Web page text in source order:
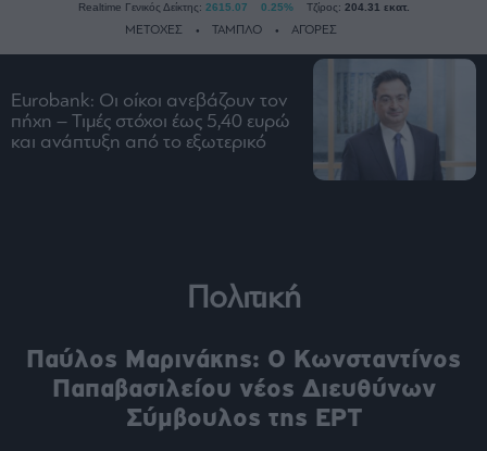
Ειδήσεις
Οικονομία
Πολιτική
Πολιτισμός
Realtime Γενικός Δείκτης: 2615.07 0.25% Τζίρος: 204.31 εκατ.
ΜΕΤΟΧΕΣ ΤΑΜΠΛΟ ΑΓΟΡΕΣ
Eurobank: Οι οίκοι ανεβάζουν τον
πήχη – Τιμές στόχοι έως 5,40 ευρώ
και ανάπτυξη από το εξωτερικό
Πολιτική
Παύλος Μαρινάκης: Ο Κωνσταντίνος
Παπαβασιλείου νέος Διευθύνων
Σύμβουλος της ΕΡΤ